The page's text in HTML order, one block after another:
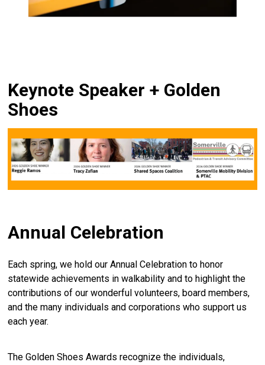
Keynote Speaker + Golden
Shoes
Annual Celebration
Each spring, we hold our Annual Celebration to honor
statewide achievements in walkability and to highlight the
contributions of our wonderful volunteers, board members,
and the many individuals and corporations who support us
each year.
The Golden Shoes Awards recognize the individuals,